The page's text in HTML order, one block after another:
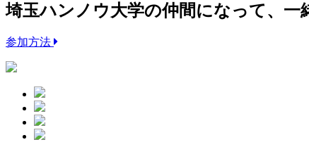
埼玉ハンノウ大学の仲間になって、一
参加方法